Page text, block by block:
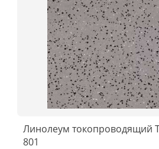
Линолеум токопроводящий
801